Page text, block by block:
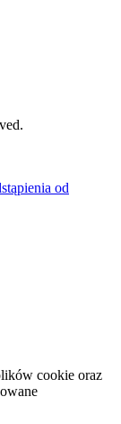
od
cookie oraz